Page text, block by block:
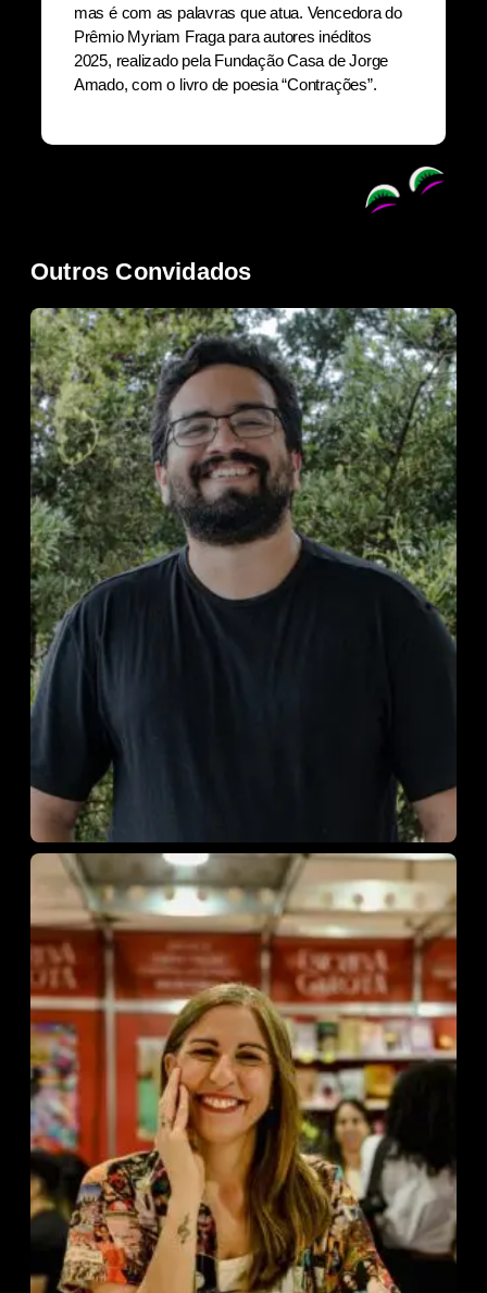
mas é com as palavras que atua. Vencedora do
Prêmio Myriam Fraga para autores inéditos
2025, realizado pela Fundação Casa de Jorge
Amado, com o livro de poesia “Contrações”.
Outros Convidados